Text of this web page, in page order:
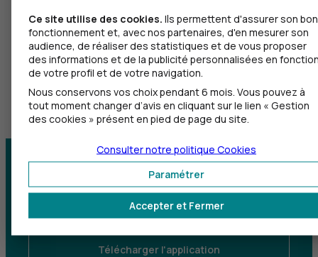
Centre d'aide Trouver une agence
malentendants
Télécharger l'application
Ce site utilise des cookies. Ils permettent d'assurer son bon
fonctionnement et, avec nos partenaires, d'en mesurer son
audience, de réaliser des statistiques et de vous proposer
des informations et de la publicité personnalisées en
de votre profil et de votre navigation.
Nous conservons vos choix pendant 6 mois. Vous pouvez à
tout moment changer d’avis en cliquant sur le lien « Gestion
des cookies » présent en pied de page du site.
Accepter et Fermer
Paramétrer
Consulter notre politique Cookies